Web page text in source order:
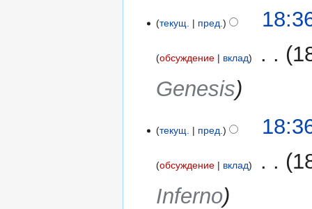
текущ. пред.
обсуждение вклад
Genesis
текущ. пред.
обсуждение вклад
Inferno